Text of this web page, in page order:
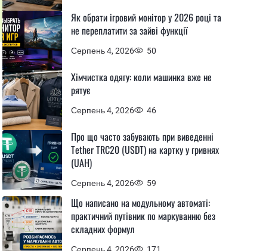
Серпень 4, 2026 50
Як обрати ігровий монітор у 2026 році та
не переплатити за зайві функції
Серпень 4, 2026 46
Хімчистка одягу: коли машинка вже не
рятує
Серпень 4, 2026 59
Про що часто забувають при виведенні
Tether TRC20 (USDT) на картку у гривнях
(UAH)
Серпень 4, 2026 171
Що написано на модульному автоматі:
практичний путівник по маркуванню без
складних формул